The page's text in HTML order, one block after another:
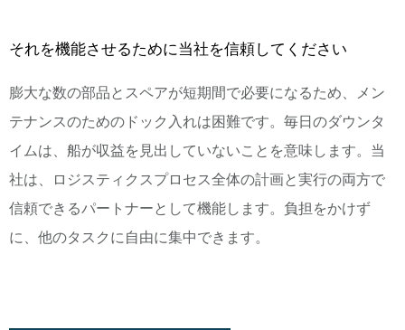
それを機能させるために当社を信頼してください
膨大な数の部品とスペアが短期間で必要になるため、メン
テナンスのためのドック入れは困難です。毎日のダウンタ
イムは、船が収益を見出していないことを意味します。当
社は、ロジスティクスプロセス全体の計画と実行の両方で
信頼できるパートナーとして機能します。負担をかけず
に、他のタスクに自由に集中できます。